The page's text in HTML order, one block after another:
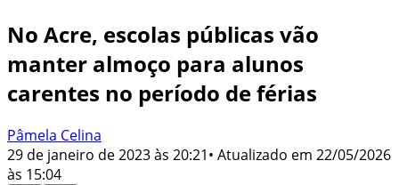
No Acre, escolas públicas vão
manter almoço para alunos
carentes no período de férias
Pâmela Celina
29 de janeiro de 2023 às 20:21• Atualizado em 22/05/2026
às 15:04